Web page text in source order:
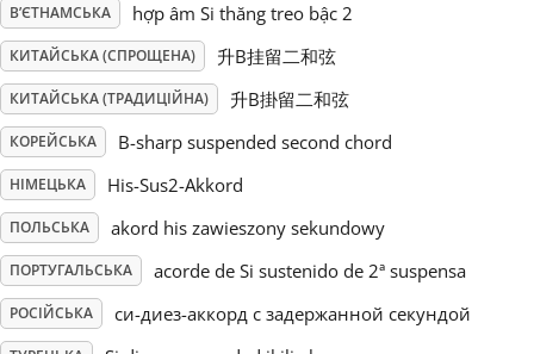
Tiếng Việt
Türkçe
Українська
简体中文
繁體中文
В’ЄТНАМСЬКА hợp âm Si thăng treo bậc 2
КИТАЙСЬКА (СПРОЩЕНА) 升B挂留二和弦
КИТАЙСЬКА (ТРАДИЦІЙНА) 升B掛留二和弦
КОРЕЙСЬКА B-sharp suspended second chord
НІМЕЦЬКА His-Sus2-Akkord
ПОЛЬСЬКА akord his zawieszony sekundowy
ПОРТУГАЛЬСЬКА acorde de Si sustenido de 2ª suspensa
РОСІЙСЬКА си-диез-аккорд с задержанной секундой